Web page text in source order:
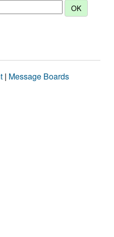
| Message Boards